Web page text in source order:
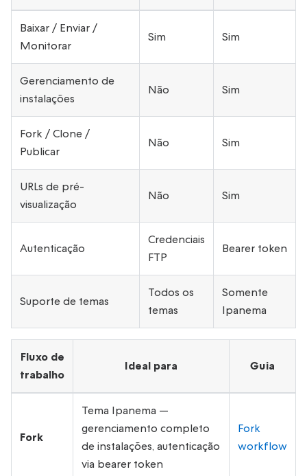
Baixar / Enviar /
Monitorar
Sim Sim
Gerenciamento de
instalações
Não Sim
Fork / Clone /
Publicar
Não Sim
URLs de pré-
visualização
Não Sim
Autenticação
Credenciais
FTP
Bearer token
Suporte de temas
Todos os
temas
Somente
Ipanema
Fluxo de
trabalho
Ideal para Guia
Fork
Tema Ipanema —
gerenciamento completo
de instalações, autenticação
via bearer token
Fork
workflow